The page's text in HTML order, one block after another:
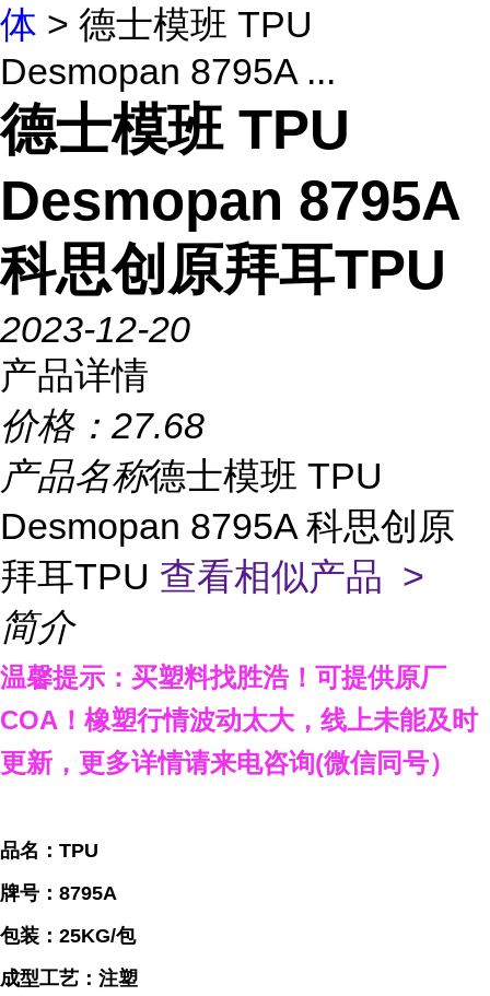
体 > 德士模班 TPU
Desmopan 8795A ...
德士模班 TPU
Desmopan 8795A
科思创原拜耳TPU
2023-12-20
产品详情
价格： 27.68
产品名称德士模班 TPU
Desmopan 8795A 科思创原
拜耳TPU 查看相似产品 >
简介
温馨提示：买塑料找胜浩！ 可提供原厂
COA ！橡塑行情波动太大，线上未能及时
更新， 更多详情请来电咨询(微信同号）
品名：TPU
牌号：8795A
包装：25KG/包
成型工艺：注塑